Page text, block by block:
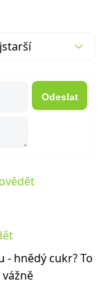
Odeslat
hnědý cukr? To